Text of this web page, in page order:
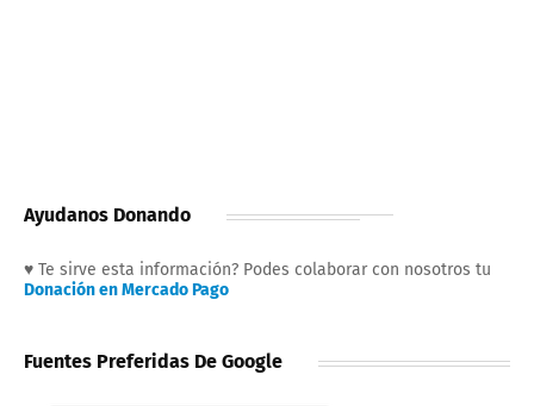
Ayudanos Donando
♥ Te sirve esta información? Podes colaborar con nosotros tu
Donación en Mercado Pago
Fuentes Preferidas De Google